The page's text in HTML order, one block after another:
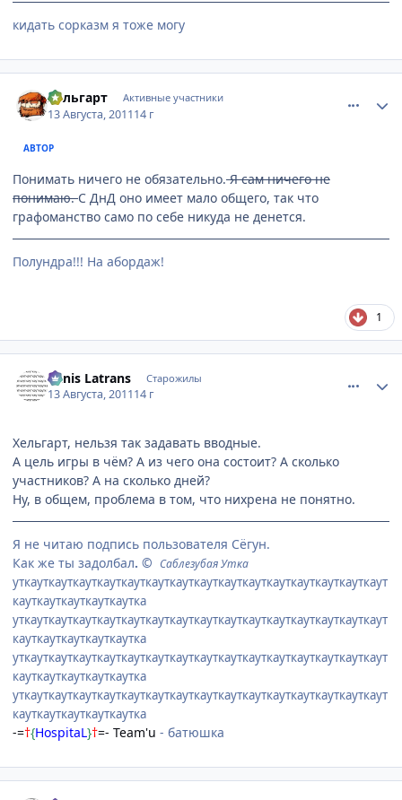
кидать сорказм я тоже могу
Хельгарт Активные участники
13 Августа, 201114 г
АВТОР
Понимать ничего не обязательно.Я сам ничего не
понимаю.С ДнД оно имеет мало общего, так что
графоманство само по себе никуда не денется.
Полундра!!! На абордаж!
1
Canis Latrans Старожилы
13 Августа, 201114 г
Хельгарт, нельзя так задавать вводные.
А цель игры в чём? А из чего она состоит? А сколько
участников? А на сколько дней?
Ну, в общем, проблема в том, что нихрена не понятно.
Я не читаю подпись пользователя Сёгун.
Как же ты задолбал. © Саблезубая Утка
уткауткауткауткауткауткауткауткауткауткауткауткауткауткауткаут
кауткауткауткауткаутка
уткауткауткауткауткауткауткауткауткауткауткауткауткауткауткаут
кауткауткауткауткаутка
уткауткауткауткауткауткауткауткауткауткауткауткауткауткауткаут
кауткауткауткауткаутка
уткауткауткауткауткауткауткауткауткауткауткауткауткауткауткаут
кауткауткауткауткаутка
-=†{HospitaL}†=- Team'u - батюшка